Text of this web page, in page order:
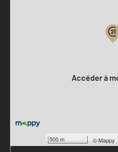
500 m ©Mappy
Accéder à